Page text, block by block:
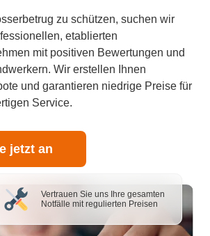
zu schützen, suchen wir
etablierten
mit positiven Bewertungen und
Wir erstellen Ihnen
und garantieren niedrige Preise für
Service.
jetzt an
Vertrauen Sie uns Ihre gesamten
Notfälle mit regulierten Preisen